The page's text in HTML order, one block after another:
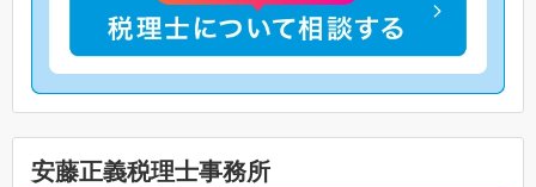
安藤正義税理士事務所